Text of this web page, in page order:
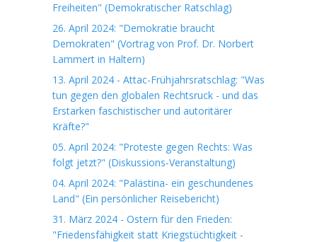
Freiheiten" (Demokratischer Ratschlag)
26. April 2024: "Demokratie braucht
Demokraten" (Vortrag von Prof. Dr. Norbert
Lammert in Haltern)
13. April 2024 - Attac-Frühjahrsratschlag: "Was
tun gegen den globalen Rechtsruck - und das
Erstarken faschistischer und autoritärer
Kräfte?"
05. April 2024: "Proteste gegen Rechts: Was
folgt jetzt?" (Diskussions-Veranstaltung)
04. April 2024: "Palästina- ein geschundenes
Land" (Ein persönlicher Reisebericht)
31. März 2024 - Ostern für den Frieden:
"Friedensfähigkeit statt Kriegstüchtigkeit -